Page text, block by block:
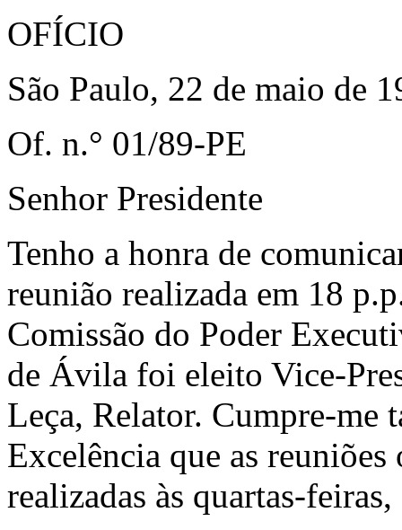
OFÍCIO
São Paulo, 22 de maio de
Of. n.° 01/89-PE
Senhor Presidente
Tenho a honra de
reunião realizada em 18
Comissão do Poder
de Ávila foi eleito Vice-
Leça, Relator. Cumpre-me
Excelência que as
realizadas às quartas-